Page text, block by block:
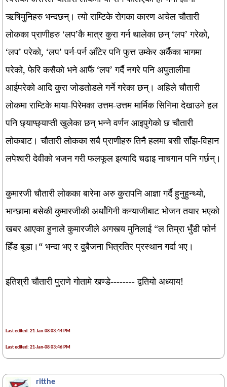
ऋषिमुनिहरु भन्दछन्। त्यो राम्टिके रोगका कारण अचेल चौतारी
लोकका प्राणीहरु ‘लप’कै मात्र कुरा गर्न थालेका छन् ‘लप’ गरेको,
‘लप’ परेको, ‘लप’ पर्न-पर्न आँटेर पनि फुत्त उम्केर अर्कैका भागमा
परेको, फेरि कसैको भने आफैं ‘लप’ गर्दै नगरे पनि अपुतालीमा
आईपरेको आदि कुरा जोडतोडले गर्ने गरेका छन्। अहिले चौतारी
लोकमा राम्टिके माया-पिरेमका उत्तम-उत्तम मार्मिक सिनिमा देखाउने हल
पनि छ्याप्छ्याप्ती खुलेका छन् भन्ने वर्णन आइपुगेको छ चौतारी
लोकबाट। चौतारी लोकका सबै प्राणीहरु तिनै हलमा बसी साँझ-विहान
लपेश्वरी देवीको भजन गरी फलफूल इत्यादि चढाइ नाचगान पनि गर्छन्।
कुमारजी चौतारी लोकका बारेमा अरु कुरापनि आज्ञा गर्दै हुनुहुन्थ्यो,
भान्छामा बसेकी कुमारजीकी अर्धांगिनी कन्याजीबाट भोजन तयार भएको
खबर आएका हुनाले कुमारजीले अगस्त्य मुनिलाई “ल तिम्रा भुँडी फोर्न
हिँड बूडा।“ भन्दा भए र दुबैजना भित्रतिर प्रस्थान गर्दा भए।
इतिश्री चौतारी पुराणे गोतामे खण्डे-------- द्वतियो अध्याय!
Last edited: 21-Jan-08 03:44 PM
Last edited: 21-Jan-08 03:46 PM
ritthe